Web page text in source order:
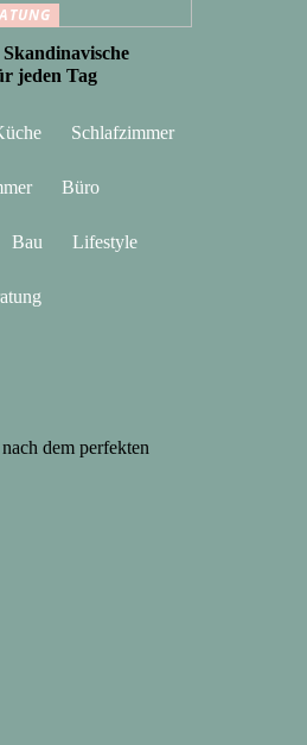
jeden Tag
Schlafzimmer
Büro
Bau Lifestyle
dem perfekten